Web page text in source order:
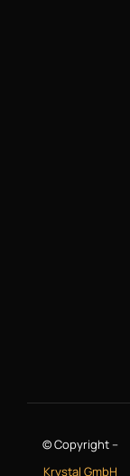
© Copyright –
Krystal GmbH